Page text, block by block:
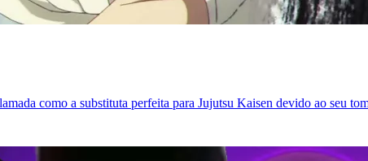
como a substituta perfeita para Jujutsu Kaisen devido ao seu